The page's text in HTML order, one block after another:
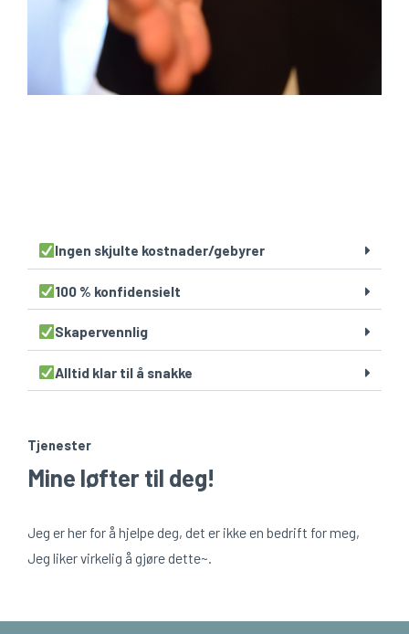
Tjenester
Mine løfter til deg!
Jeg er her for å hjelpe deg, det er ikke en bedrift for meg,
Jeg liker virkelig å gjøre dette~.
Ingen skjulte kostnader/gebyrer
100 % konfidensielt
Skapervennlig
Alltid klar til å snakke